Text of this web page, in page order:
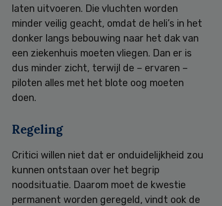
laten uitvoeren. Die vluchten worden
minder veilig geacht, omdat de heli’s in het
donker langs bebouwing naar het dak van
een ziekenhuis moeten vliegen. Dan er is
dus minder zicht, terwijl de – ervaren –
piloten alles met het blote oog moeten
doen.
Regeling
Critici willen niet dat er onduidelijkheid zou
kunnen ontstaan over het begrip
noodsituatie. Daarom moet de kwestie
permanent worden geregeld, vindt ook de